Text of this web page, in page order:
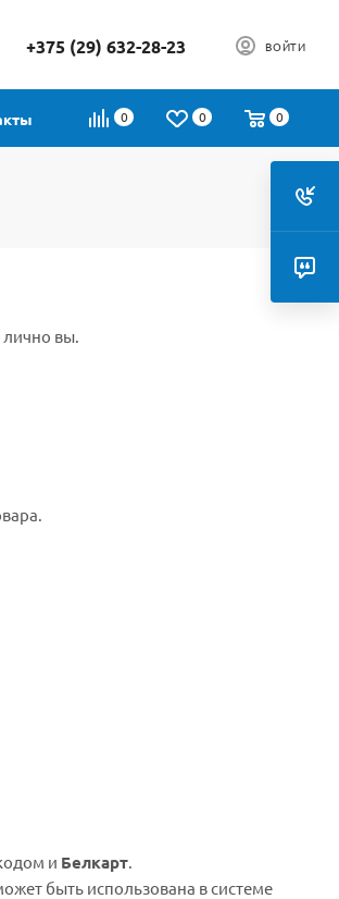
+375 (29) 632-28-23 ВОЙТИ
0 0 0
лично вы.
и Белкарт.
быть использована в системе